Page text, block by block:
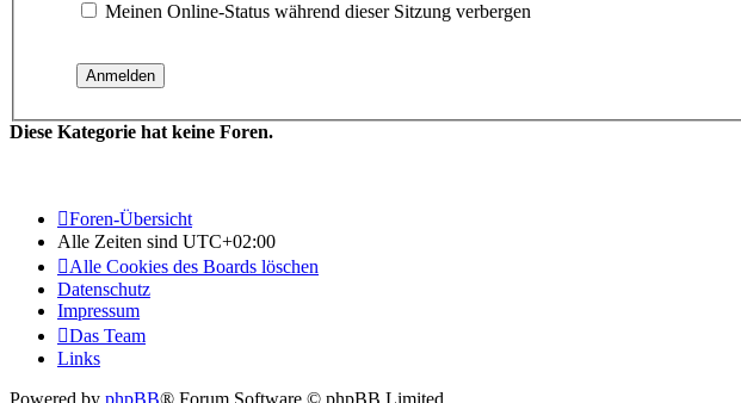
Meinen Online-Status während dieser Sitzung verbergen
Diese Kategorie hat keine Foren.
Foren-Übersicht
Alle Zeiten sind UTC+02:00
Alle Cookies des Boards löschen
Datenschutz
Impressum
Das Team
Links